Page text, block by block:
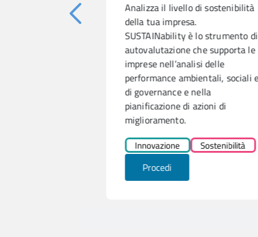
Analizza il livello di sostenibilità
della tua impresa.
SUSTAINability è lo strumento di
autovalutazione che supporta le
imprese nell’analisi delle
performance ambientali, sociali e
di governance e nella
pianificazione di azioni di
miglioramento.
Innovazione Sostenibilità
Procedi